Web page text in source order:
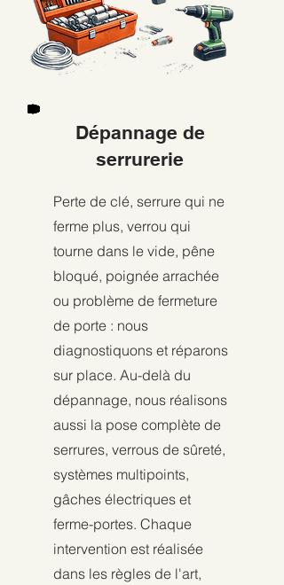
Dépannage de
serrurerie
Perte de clé, serrure qui ne
ferme plus, verrou qui
tourne dans le vide, pêne
bloqué, poignée arrachée
ou problème de fermeture
de porte : nous
diagnostiquons et réparons
sur place. Au-delà du
dépannage, nous réalisons
aussi la pose complète de
serrures, verrous de sûreté,
systèmes multipoints,
gâches électriques et
ferme-portes. Chaque
intervention est réalisée
dans les règles de l'art,